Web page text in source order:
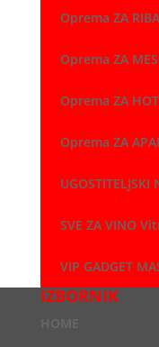
Oprema ZA
Oprema ZA
Oprema ZA
Oprema ZA
UGOSTITELJSKI
SVE ZA VINO
VIP GADGET
IZBORNIK